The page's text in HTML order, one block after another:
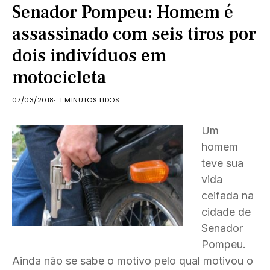
Senador Pompeu: Homem é
assassinado com seis tiros por
dois indivíduos em
motocicleta
07/03/2018 1 MINUTOS LIDOS
Um
homem
teve sua
vida
ceifada na
cidade de
Senador
Pompeu.
Ainda não se sabe o motivo pelo qual motivou o